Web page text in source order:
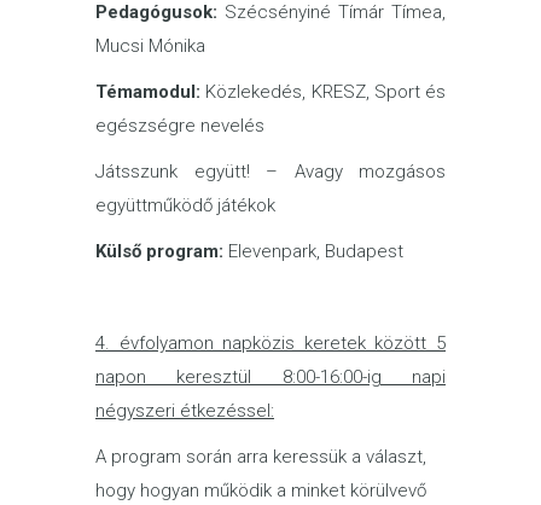
Pedagógusok: Szécsényiné Tímár Tímea,
Mucsi Mónika
Témamodul: Közlekedés, KRESZ, Sport és
egészségre nevelés
Játsszunk együtt! – Avagy mozgásos
együttműködő játékok
Külső program: Elevenpark, Budapest
4. évfolyamon napközis keretek között 5
napon keresztül 8:00-16:00-ig napi
négyszeri étkezéssel:
A program során arra keressük a választ,
hogy hogyan működik a minket körülvevő